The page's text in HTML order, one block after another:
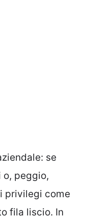
se
o, peggio,
privilegi come
fila liscio. In